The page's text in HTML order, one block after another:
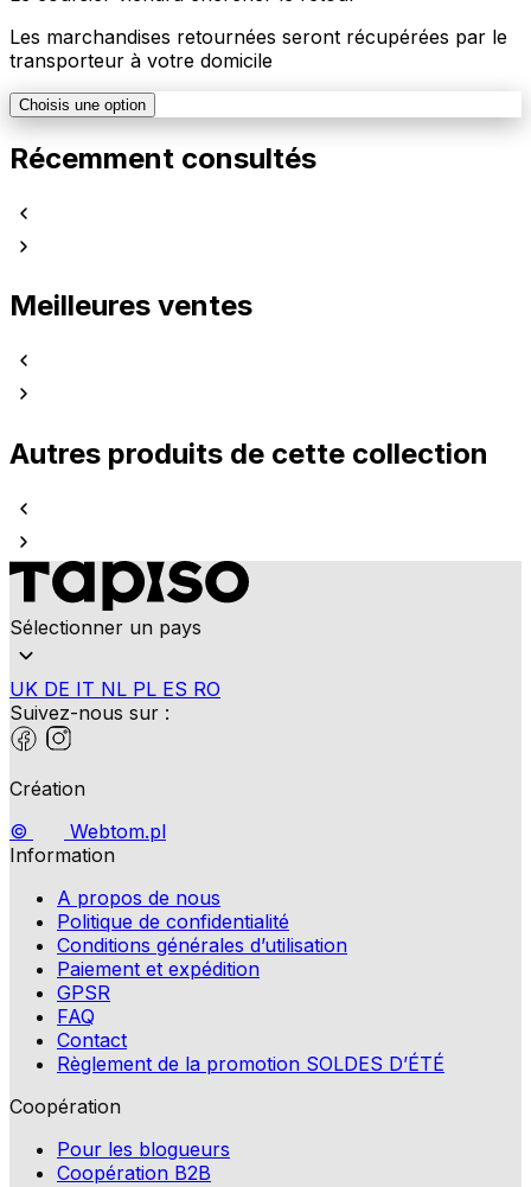
Les marchandises retournées seront récupérées par le
transporteur à votre domicile
Choisis une option
Récemment consultés
Meilleures ventes
Autres produits de cette collection
Sélectionner un pays
UK DE IT NL PL ES RO
Suivez-nous sur :
Création
©
Webtom.pl
Information
A propos de nous
Politique de confidentialité
Conditions générales d’utilisation
Paiement et expédition
GPSR
FAQ
Contact
Règlement de la promotion SOLDES D’ÉTÉ
Coopération
Pour les blogueurs
Coopération B2B